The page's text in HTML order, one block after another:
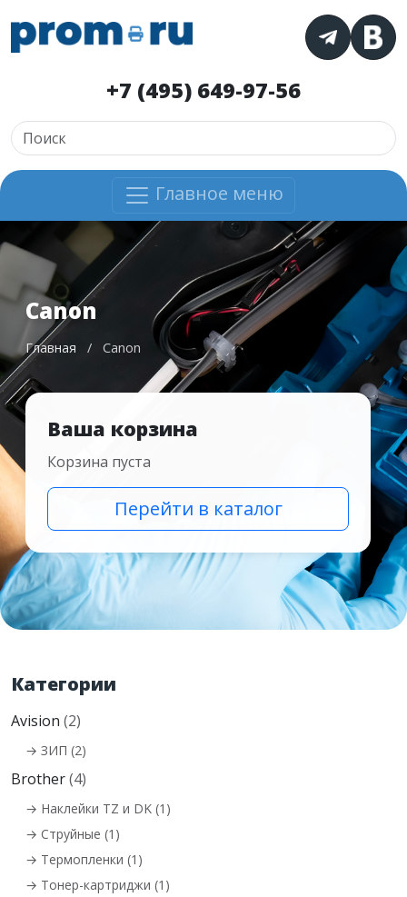
+7 (495) 649-97-56
Главное меню
Canon
Главная / Canon
Ваша корзина
Корзина пуста
Перейти в каталог
Категории
Avision (2)
→ ЗИП (2)
Brother(4)
→ Наклейки TZ и DK (1)
→ Струйные (1)
→ Термопленки (1)
→ Тонер-картриджи (1)